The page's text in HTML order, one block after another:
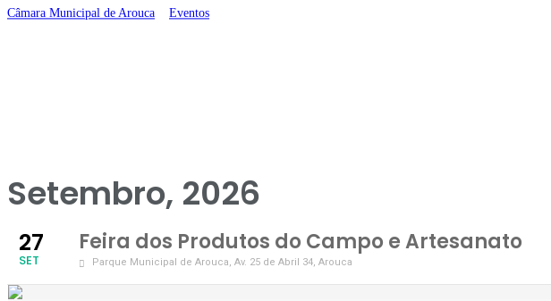
Câmara Municipal de Arouca Eventos
Setembro, 2026
27
SET
Feira dos Produtos do Campo e Artesanato
Parque Municipal de Arouca, Av. 25 de Abril 34, Arouca